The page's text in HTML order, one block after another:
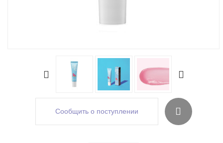
Сообщить о поступлении